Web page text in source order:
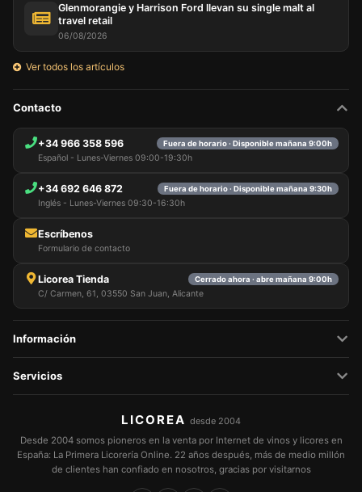
Glenmorangie y Harrison Ford llevan su single malt al
travel retail
06/08/2026
Ver todos los artículos
Contacto
+34 966 358 596 Fuera de horario · Disponible mañana 9:00h
Español - Lunes-Viernes 09:00-19:30h
+34 692 646 872 Fuera de horario · Disponible mañana 9:30h
Inglés - Lunes-Viernes 09:30-16:30h
Escríbenos
Formulario de contacto
Licorea Tienda Cerrado ahora · abre mañana 9:00h
C/ Carmen, 61, 03550 San Juan, Alicante
Información
Servicios
LICOREA desde 2004
Desde 2004 somos pioneros en la venta por Internet de vinos y licores en
España: La Primera Licorería Online. 22 años después, más de medio millón
de clientes han confiado en nosotros, gracias por visitarnos